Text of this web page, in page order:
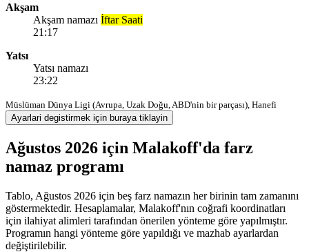
Akşam
Akşam namazı İftar Saati
21:17
Yatsı
Yatsı namazı
23:22
Müslüman Dünya Ligi (Avrupa, Uzak Doğu, ABD'nin bir parçası), Hanefi
Ayarlari degistirmek için buraya tiklayin
Ağustos 2026 için Malakoff'da farz
namaz programı
Tablo, Ağustos 2026 için beş farz namazın her birinin tam zamanını
göstermektedir. Hesaplamalar, Malakoff'nın coğrafi koordinatları
için ilahiyat alimleri tarafından önerilen yönteme göre yapılmıştır.
Programın hangi yönteme göre yapıldığı ve mazhab ayarlardan
değiştirilebilir.